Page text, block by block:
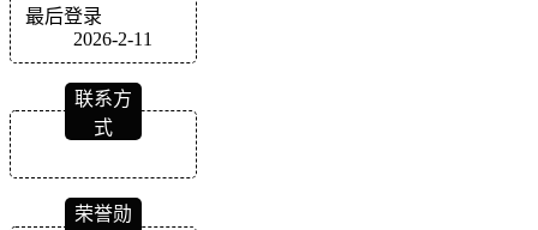
最后登录
2026-2-11
联系方
式
荣誉勋